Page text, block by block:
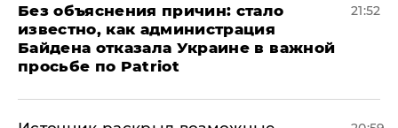
Без объяснения причин: стало
известно, как администрация
Байдена отказала Украине в важной
просьбе по Patriot
21:52